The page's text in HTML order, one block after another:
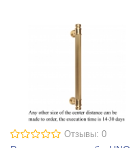
Отзывы: 0